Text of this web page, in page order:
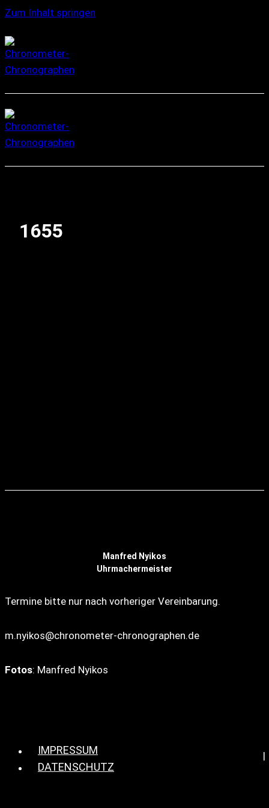
Zum Inhalt springen
1655
Manfred Nyikos
Uhrmachermeister
Termine bitte nur nach vorheriger Vereinbarung.
m.nyikos@chronometer-chronographen.de
Fotos: Manfred Nyikos
IMPRESSUM
DATENSCHUTZ